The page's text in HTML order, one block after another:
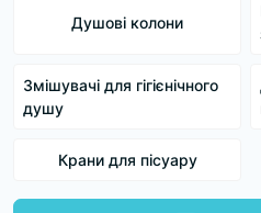
Душові колони
Змішувачі для гігієнічного
душу
Крани для пісуару